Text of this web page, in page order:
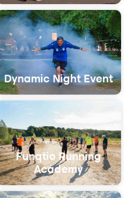
Dynamic Night Event
Funqtio Running
Academy